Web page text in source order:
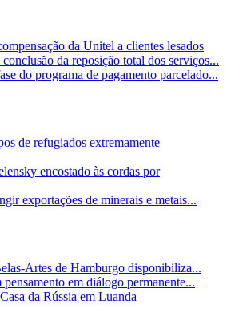
da Unitel a clientes lesados
da reposição total dos serviços...
do programa de pagamento parcelado...
de refugiados extremamente
encostado às cordas por
exportações de minerais e metais...
Artes de Hamburgo disponibiliza...
em diálogo permanente...
da Rússia em Luanda